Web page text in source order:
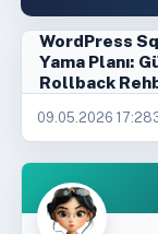
WordPress
Yama Planı:
Rollback
09.05.2026 17:28